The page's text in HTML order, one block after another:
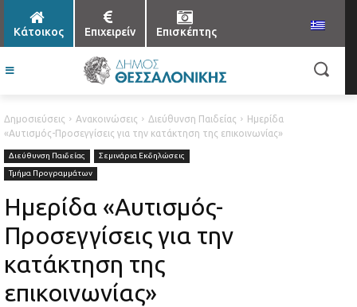
Κάτοικος Επιχειρείν Επισκέπτης
Δημοσιεύσεις Ανακοινώσεις Διεύθυνση Παιδείας
Ημερίδα
«Αυτισμός-Προσεγγίσεις για την κατάκτηση της επικοινωνίας»
Διεύθυνση Παιδείας
Σεμινάρια Εκδηλώσεις
Τμήμα Προγραμμάτων
Ημερίδα «Αυτισμός-
Προσεγγίσεις για την
κατάκτηση της
επικοινωνίας»